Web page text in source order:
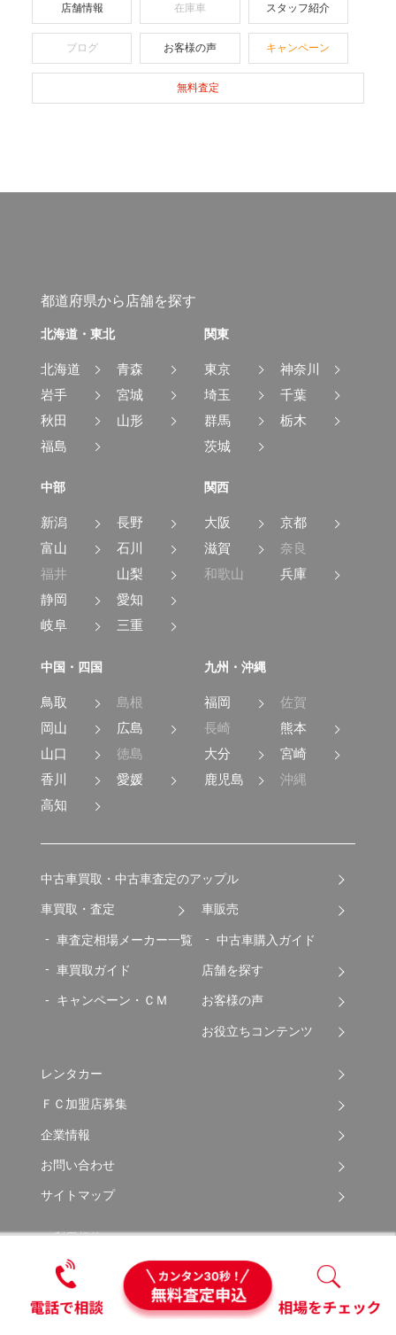
店舗情報 在庫車 スタッフ紹介
ブログ お客様の声 キャンペーン
無料査定
都道府県から店舗を探す
北海道・東北
北海道
青森
岩手
宮城
秋田
山形
福島
関東
東京
神奈川
埼玉
千葉
群馬
栃木
茨城
中部
新潟
長野
富山
石川
福井
山梨
静岡
愛知
岐阜
三重
関西
大阪
京都
滋賀
奈良
和歌山
兵庫
中国・四国
鳥取
島根
岡山
広島
山口
徳島
香川
愛媛
高知
九州・沖縄
福岡
佐賀
長崎
熊本
大分
宮崎
鹿児島
沖縄
中古車買取・中古車査定のアップル
車買取・査定
車査定相場メーカー一覧
車買取ガイド
キャンペーン・ＣＭ
車販売
中古車購入ガイド
店舗を探す
お客様の声
お役立ちコンテンツ
レンタカー
ＦＣ加盟店募集
企業情報
お問い合わせ
サイトマップ
ご利用規約
勧誘方針について
プライバシーポリシー